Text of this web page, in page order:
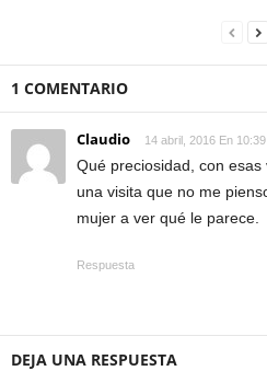
1 COMENTARIO
Claudio 14 abril, 2016 En 10:39
Qué preciosidad, con
una visita que no me
mujer a ver qué le parece.
Respuesta
DEJA UNA RESPUESTA